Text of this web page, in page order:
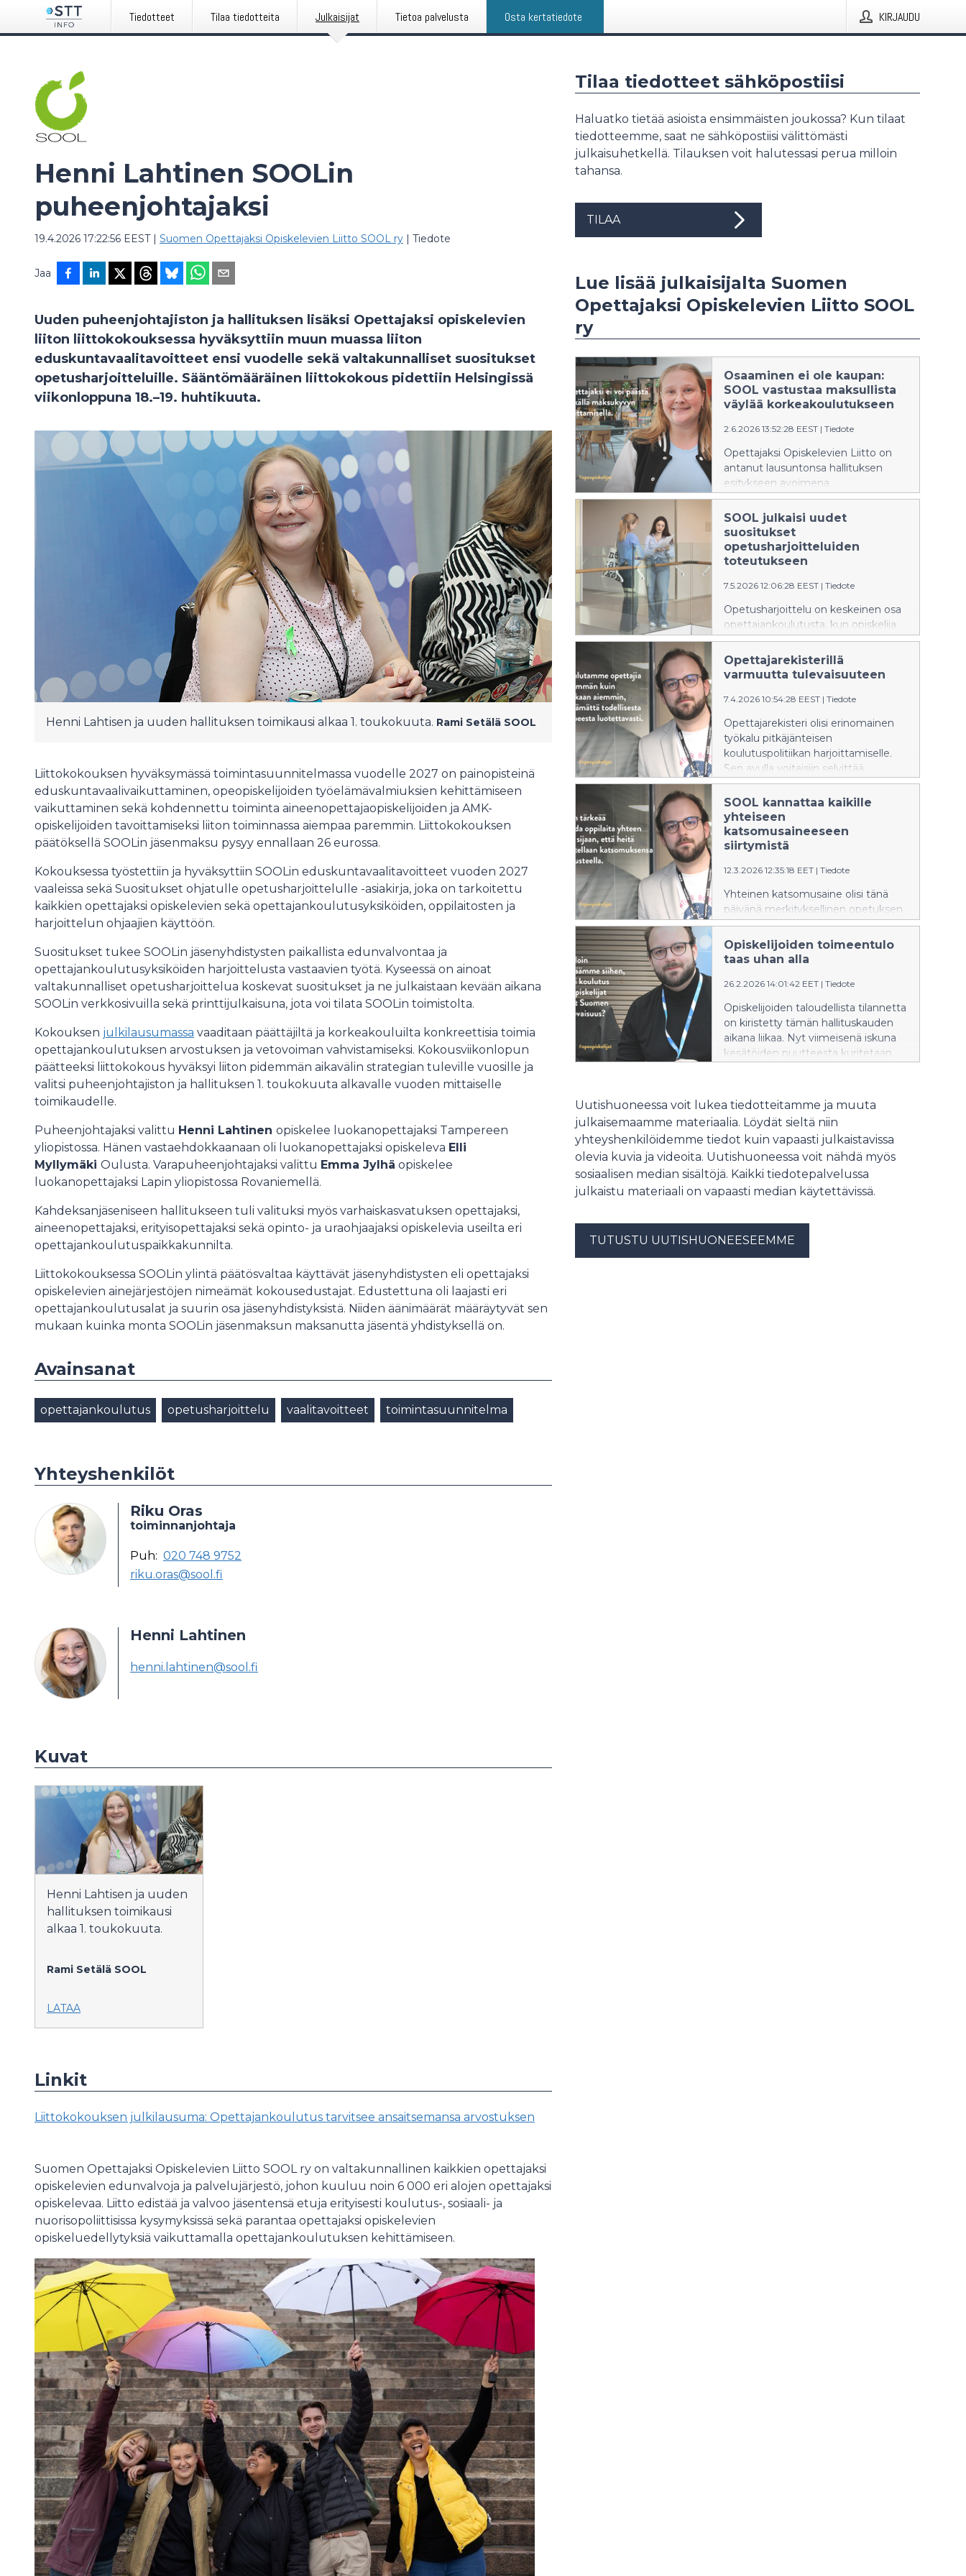
Tiedotteet Tilaa tiedotteita Julkaisijat Tietoa palvelusta Osta kertatiedote KIRJAUDU
Henni Lahtinen SOOLin
puheenjohtajaksi
19.4.2026 17:22:56 EEST| Suomen Opettajaksi Opiskelevien Liitto SOOL ry | Tiedote
Jaa
Uuden puheenjohtajiston ja hallituksen lisäksi Opettajaksi opiskelevien
liiton liittokokouksessa hyväksyttiin muun muassa liiton
eduskuntavaalitavoitteet ensi vuodelle sekä valtakunnalliset suositukset
opetusharjoitteluille. Sääntömääräinen liittokokous pidettiin Helsingissä
viikonloppuna 18.–19. huhtikuuta.
Henni Lahtisen ja uuden hallituksen toimikausi alkaa 1. toukokuuta. Rami Setälä SOOL
Liittokokouksen hyväksymässä toimintasuunnitelmassa vuodelle 2027 on painopisteinä
eduskuntavaalivaikuttaminen, opeopiskelijoiden työelämävalmiuksien kehittämiseen
vaikuttaminen sekä kohdennettu toiminta aineenopettajaopiskelijoiden ja AMK-
opiskelijoiden tavoittamiseksi liiton toiminnassa aiempaa paremmin. Liittokokouksen
päätöksellä SOOLin jäsenmaksu pysyy ennallaan 26 eurossa.
Kokouksessa työstettiin ja hyväksyttiin SOOLin eduskuntavaalitavoitteet vuoden 2027
vaaleissa sekä Suositukset ohjatulle opetusharjoittelulle -asiakirja, joka on tarkoitettu
kaikkien opettajaksi opiskelevien sekä opettajankoulutusyksiköiden, oppilaitosten ja
harjoittelun ohjaajien käyttöön.
Suositukset tukee SOOLin jäsenyhdistysten paikallista edunvalvontaa ja
opettajankoulutusyksiköiden harjoittelusta vastaavien työtä. Kyseessä on ainoat
valtakunnalliset opetusharjoittelua koskevat suositukset ja ne julkaistaan kevään aikana
SOOLin verkkosivuilla sekä printtijulkaisuna, jota voi tilata SOOLin toimistolta.
Kokouksen julkilausumassa vaaditaan päättäjiltä ja korkeakouluilta konkreettisia toimia
opettajankoulutuksen arvostuksen ja vetovoiman vahvistamiseksi. Kokousviikonlopun
päätteeksi liittokokous hyväksyi liiton pidemmän aikavälin strategian tuleville vuosille ja
valitsi puheenjohtajiston ja hallituksen 1. toukokuuta alkavalle vuoden mittaiselle
toimikaudelle.
Puheenjohtajaksi valittu Henni Lahtinen opiskelee luokanopettajaksi Tampereen
yliopistossa. Hänen vastaehdokkaanaan oli luokanopettajaksi opiskeleva Elli
Myllymäki Oulusta. Varapuheenjohtajaksi valittu Emma Jylhä opiskelee
luokanopettajaksi Lapin yliopistossa Rovaniemellä.
Kahdeksanjäseniseen hallitukseen tuli valituksi myös varhaiskasvatuksen opettajaksi,
aineenopettajaksi, erityisopettajaksi sekä opinto- ja uraohjaajaksi opiskelevia useilta eri
opettajankoulutuspaikkakunnilta.
Liittokokouksessa SOOLin ylintä päätösvaltaa käyttävät jäsenyhdistysten eli opettajaksi
opiskelevien ainejärjestöjen nimeämät kokousedustajat. Edustettuna oli laajasti eri
opettajankoulutusalat ja suurin osa jäsenyhdistyksistä. Niiden äänimäärät määräytyvät sen
mukaan kuinka monta SOOLin jäsenmaksun maksanutta jäsentä yhdistyksellä on.
Avainsanat
opettajankoulutus opetusharjoittelu vaalitavoitteet toimintasuunnitelma
Yhteyshenkilöt
Riku Oras
toiminnanjohtaja
Puh: 020 748 9752
riku.oras@sool.fi
Henni Lahtinen
henni.lahtinen@sool.fi
Kuvat
Henni Lahtisen ja uuden
hallituksen toimikausi
alkaa 1. toukokuuta.
Rami Setälä SOOL
LATAA
Linkit
Liittokokouksen julkilausuma: Opettajankoulutus tarvitsee ansaitsemansa arvostuksen
Suomen Opettajaksi Opiskelevien Liitto SOOL ry on valtakunnallinen kaikkien opettajaksi
opiskelevien edunvalvoja ja palvelujärjestö, johon kuuluu noin 6 000 eri alojen opettajaksi
opiskelevaa. Liitto edistää ja valvoo jäsentensä etuja erityisesti koulutus-, sosiaali- ja
nuorisopoliittisissa kysymyksissä sekä parantaa opettajaksi opiskelevien
opiskeluedellytyksiä vaikuttamalla opettajankoulutuksen kehittämiseen.
Tilaa tiedotteet sähköpostiisi
Haluatko tietää asioista ensimmäisten joukossa? Kun tilaat
tiedotteemme, saat ne sähköpostiisi välittömästi
julkaisuhetkellä. Tilauksen voit halutessasi perua milloin
tahansa.
TILAA
Lue lisää julkaisijalta Suomen
Opettajaksi Opiskelevien Liitto SOOL
ry
Osaaminen ei ole kaupan:
SOOL vastustaa maksullista
väylää korkeakoulutukseen
2.6.2026 13:52:28 EEST | Tiedote
Opettajaksi Opiskelevien Liitto on
antanut lausuntonsa hallituksen
esitykseen avoimena
korkeakouluopetuksena annettaviin
tutkintoihin. SOOL tyrmää
lakiesityksen avointen
korkeakoulujen tutkinnonanto-
oikeudesta. Suunniteltu maksullinen
suomalaisen koulutuspolitiikan tasa-
arvoperinteen ja vaarantaa
opettajankoulutuksen laadun
ohittamalla soveltuvuuskokeet.
SOOL julkaisi uudet
suositukset
opetusharjoitteluiden
toteutukseen
7.5.2026 12:06:28 EEST | Tiedote
Opetusharjoittelu on keskeinen osa
opettajankoulutusta, kun opiskelija
pääsee turvallisessa ympäristössä
harjoittelemaan opettajan työtä
ohjatusti. Harjoitteluiden tulee
nopeasti muuttuvassa maailmassa
jatkuvasti. Uudistettuun Suositukset
ohjatulle opetusharjoittelulle -
julkaisuun on koottu Opettajaksi
Opiskelevien Liiton näkemykset
Opettajarekisterillä
varmuutta tulevaisuuteen
7.4.2026 10:54:28 EEST | Tiedote
Opettajarekisteri olisi erinomainen
työkalu pitkäjänteisen
koulutuspolitiikan harjoittamiselle.
Sen avulla voitaisiin selvittää
opettajien eläköitymistä, kelpoisten
opettajien määrää ja suunnata
aloituspaikkoja tarpeiden mukaan.
SOOL kannattaa kaikille
yhteiseen
katsomusaineeseen
siirtymistä
12.3.2026 12:35:18 EET | Tiedote
Yhteinen katsomusaine olisi tänä
päivänä merkityksellinen opetuksen
järjestämisen ja oppilaiden
yhdenvertaisuuden kannalta.
Opiskelijoiden toimeentulo
taas uhan alla
26.2.2026 14:01:42 EET | Tiedote
Opiskelijoiden taloudellista tilannetta
on kiristetty tämän hallituskauden
aikana liikaa. Nyt viimeisenä iskuna
kesätöiden puutteesta kuritetaan
Euroopan korkein.
Uutishuoneessa voit lukea tiedotteitamme ja muuta
julkaisemaamme materiaalia. Löydät sieltä niin
yhteyshenkilöidemme tiedot kuin vapaasti julkaistavissa
olevia kuvia ja videoita. Uutishuoneessa voit nähdä myös
sosiaalisen median sisältöjä. Kaikki tiedotepalvelussa
julkaistu materiaali on vapaasti median käytettävissä.
TUTUSTU UUTISHUONEESEEMME